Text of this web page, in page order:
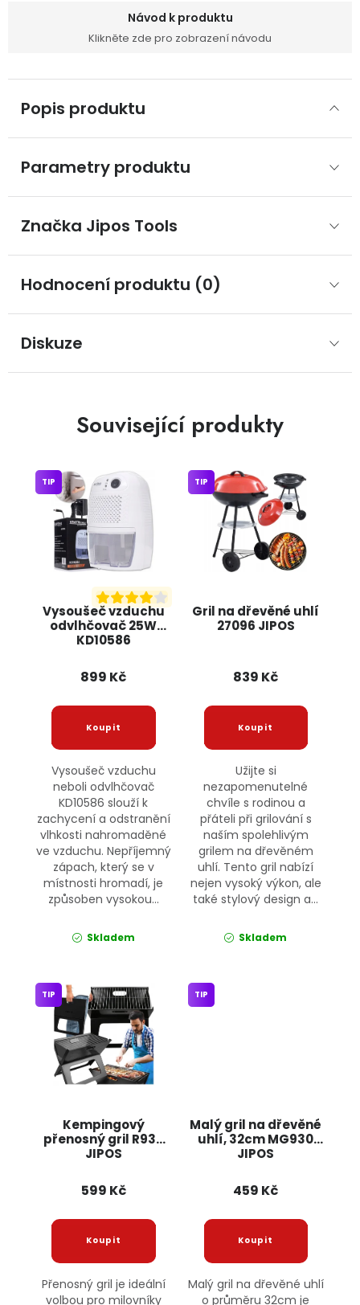
Návod k produktu
Klikněte zde pro zobrazení návodu
Popis produktu
Parametry produktu
Značka Jipos Tools
Hodnocení produktu (0)
Diskuze
Související produkty
Vysoušeč vzduchu
odvlhčovač 25W
KD10586
TIP
899 Kč
Vysoušeč vzduchu
neboli odvlhčovač
KD10586 slouží k
zachycení a odstranění
vlhkosti nahromaděné
ve vzduchu. Nepříjemný
zápach, který se v
místnosti hromadí, je
způsoben vysokou...
Skladem
Gril na dřevěné uhlí
27096 JIPOS
TIP
839 Kč
Užijte si
nezapomenutelné
chvíle s rodinou a
přáteli při grilování s
naším spolehlivým
grilem na dřevěném
uhlí. Tento gril nabízí
nejen vysoký výkon, ale
také stylový design a...
Skladem
Kempingový
přenosný gril R937
JIPOS
TIP
599 Kč
Přenosný gril je ideální
volbou pro milovníky
Malý gril na dřevěné
uhlí, 32cm MG930
JIPOS
TIP
459 Kč
Malý gril na dřevěné uhlí
o průměru 32cm je